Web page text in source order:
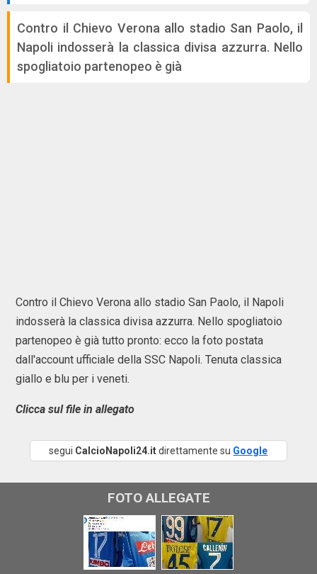
Contro il Chievo Verona allo stadio San Paolo, il
Napoli indosserà la classica divisa azzurra. Nello
spogliatoio partenopeo è già
Contro il Chievo Verona allo stadio San Paolo, il Napoli
indosserà la classica divisa azzurra. Nello spogliatoio
partenopeo è già tutto pronto: ecco la foto postata
dall'account ufficiale della SSC Napoli. Tenuta classica
giallo e blu per i veneti.
Clicca sul file in allegato
segui CalcioNapoli24.itdirettamente su Google
FOTO ALLEGATE